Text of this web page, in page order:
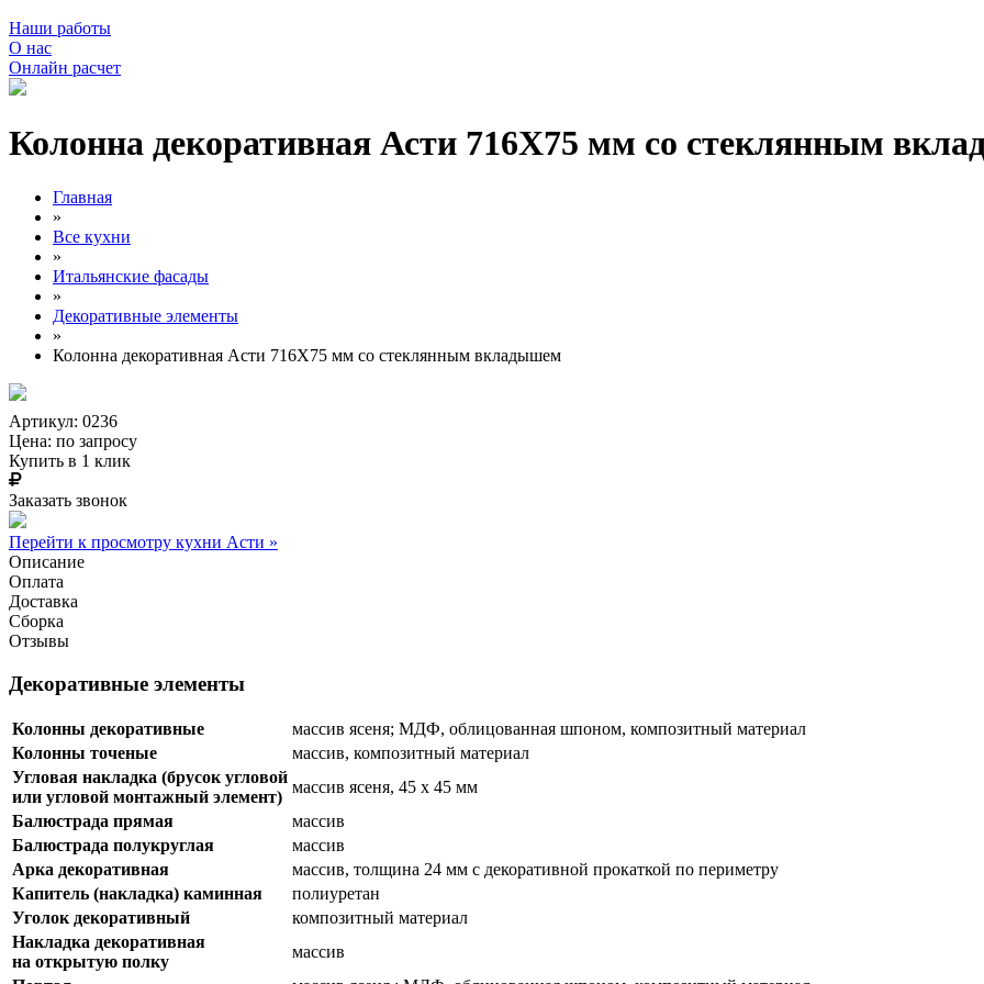
Наши работы
О нас
Онлайн расчет
Колонна декоративная Асти 716Х75 мм со стеклянным
Главная
»
Все кухни
»
Итальянские фасады
»
Декоративные элементы
»
Колонна декоративная Асти 716Х75 мм со стеклянным вкладышем
Артикул: 0236
Цена: по запросу
Купить в 1 клик
Заказать звонок
Перейти к просмотру кухни Асти »
Описание
Оплата
Доставка
Сборка
Отзывы
Декоративные элементы
Колонны декоративные
массив ясеня; МДФ, облицованная шпоном, композитный материал
Колонны точеные
массив, композитный материал
Угловая накладка (брусок угловой
или угловой монтажный элемент)
массив ясеня, 45 х 45 мм
Балюстрада прямая
массив
Балюстрада полукруглая
массив
Арка декоративная
массив, толщина 24 мм с декоративной прокаткой по периметру
Капитель (накладка) каминная
полиуретан
Уголок декоративный
композитный материал
Накладка декоративная
на открытую полку
массив